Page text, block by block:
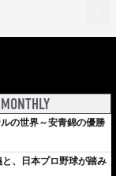
MONTHLY
の世界～安青錦の優勝
と、日本プロ野球が踏み